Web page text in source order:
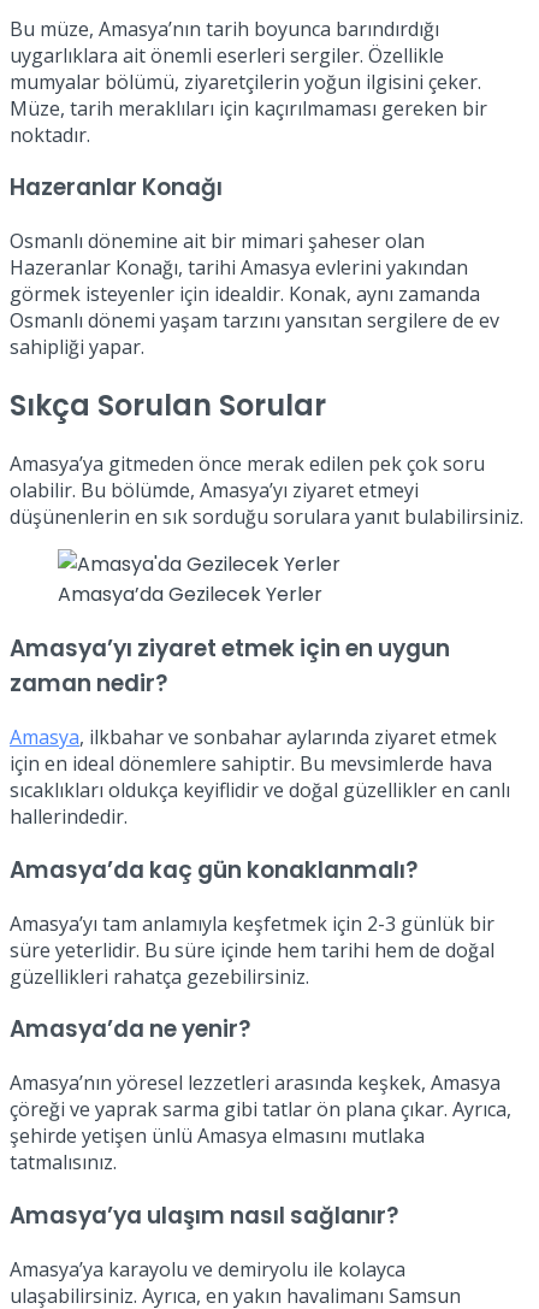
Bu müze, Amasya’nın tarih boyunca barındırdığı
uygarlıklara ait önemli eserleri sergiler. Özellikle
mumyalar bölümü, ziyaretçilerin yoğun ilgisini çeker.
Müze, tarih meraklıları için kaçırılmaması gereken bir
noktadır.
Hazeranlar Konağı
Osmanlı dönemine ait bir mimari şaheser olan
Hazeranlar Konağı, tarihi Amasya evlerini yakından
görmek isteyenler için idealdir. Konak, aynı zamanda
Osmanlı dönemi yaşam tarzını yansıtan sergilere de ev
sahipliği yapar.
Sıkça Sorulan Sorular
Amasya’ya gitmeden önce merak edilen pek çok soru
olabilir. Bu bölümde, Amasya’yı ziyaret etmeyi
düşünenlerin en sık sorduğu sorulara yanıt bulabilirsiniz.
Amasya’da Gezilecek Yerler
Amasya’yı ziyaret etmek için en uygun
zaman nedir?
Amasya, ilkbahar ve sonbahar aylarında ziyaret etmek
için en ideal dönemlere sahiptir. Bu mevsimlerde hava
sıcaklıkları oldukça keyiflidir ve doğal güzellikler en canlı
hallerindedir.
Amasya’da kaç gün konaklanmalı?
Amasya’yı tam anlamıyla keşfetmek için 2-3 günlük bir
süre yeterlidir. Bu süre içinde hem tarihi hem de doğal
güzellikleri rahatça gezebilirsiniz.
Amasya’da ne yenir?
Amasya’nın yöresel lezzetleri arasında keşkek, Amasya
çöreği ve yaprak sarma gibi tatlar ön plana çıkar. Ayrıca,
şehirde yetişen ünlü Amasya elmasını mutlaka
tatmalısınız.
Amasya’ya ulaşım nasıl sağlanır?
Amasya’ya karayolu ve demiryolu ile kolayca
ulaşabilirsiniz. Ayrıca, en yakın havalimanı Samsun